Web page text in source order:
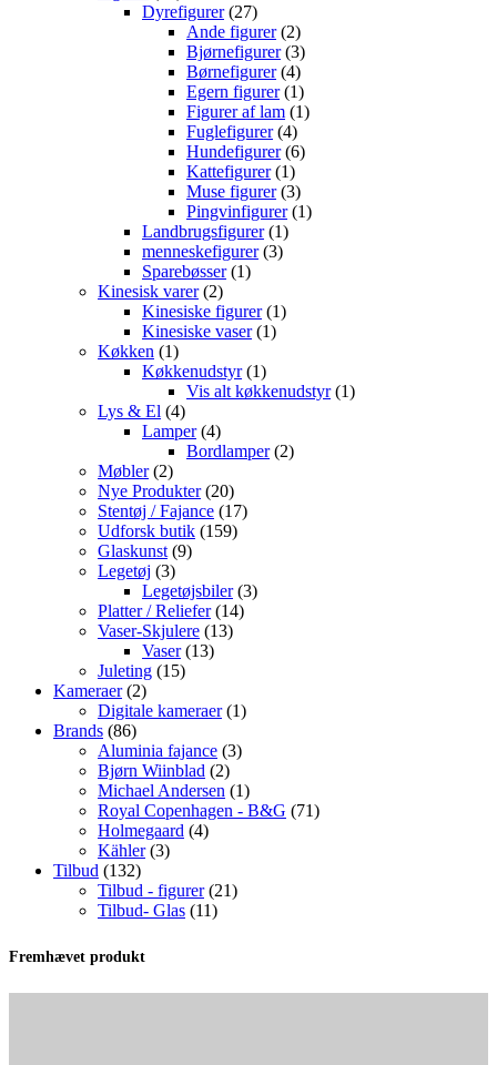
varer
Dyrefigurer 2727
varer
Ande figurer 22
varer
Bjørnefigurer 33
varer
Børnefigurer 44
varer
Egern figurer 11
vare
Figurer af lam 11
Fuglefigurer 44
varer
Hundefigurer 66
Kattefigurer 11
vare
Muse figurer 33
varer
Pingvinfigurer 11
Landbrugsfigurer 11
vare
menneskefigurer 33
Sparebøsser 11
Kinesisk varer 22
varer
Kinesiske figurer 11
Kinesiske vaser 11
Køkken 11
vare
Køkkenudstyr 11
vare
Vis alt køkkenudstyr 11
Lys & El 44
varer
Lamper 44
varer
Bordlamper 22
Møbler 22
varer
Nye Produkter 2020
varer
Stentøj / Fajance 1717
Udforsk butik 159159
Glaskunst 99
Legetøj 33
varer
Legetøjsbiler 33
Platter / Reliefer 1414
Vaser-Skjulere 1313
Vaser 1313
Juleting 1515
Kameraer 22
varer
Digitale kameraer 11
Brands 8686
varer
Aluminia fajance 33
Bjørn Wiinblad 22
varer
Michael Andersen 11
vare
Royal Copenhagen - B&G 7171
Holmegaard 44
Kähler 33
Tilbud 132132
varer
Tilbud - figurer 2121
Tilbud- Glas 1111
Fremhævet produkt